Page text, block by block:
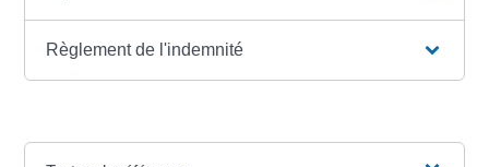
Règlement de l'indemnité